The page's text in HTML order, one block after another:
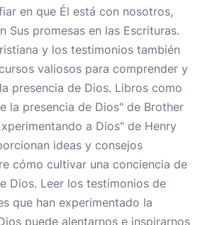
en que Él está con nosotros,
Sus promesas en las Escrituras.
y los testimonios también
valiosos para comprender y
presencia de Dios. Libros como
la presencia de Dios" de Brother
a Dios" de Henry
ideas y consejos
cómo cultivar una conciencia de
Dios. Leer los testimonios de
que han experimentado la
puede alentarnos e inspirarnos